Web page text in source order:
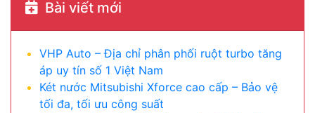
Bài viết mới
VHP Auto – Địa chỉ phân phối ruột turbo tăng
áp uy tín số 1 Việt Nam
Két nước Mitsubishi Xforce cao cấp – Bảo vệ
tối đa, tối ưu công suất